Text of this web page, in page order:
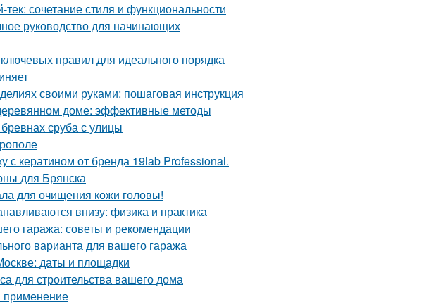
сочетание стиля и функциональности
руководство для начинающих
правил для идеального порядка
своими руками: пошаговая инструкция
доме: эффективные методы
сруба с улицы
с кератином от бренда 19lab Professional.
для Брянска
для очищения кожи головы!
внизу: физика и практика
гаража: советы и рекомендации
варианта для вашего гаража
даты и площадки
для строительства вашего дома
применение